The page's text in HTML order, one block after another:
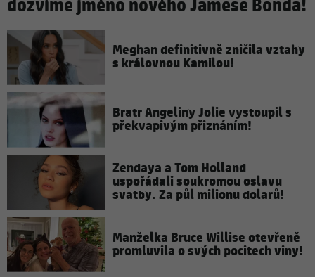
dozvíme jméno nového Jamese Bonda!
Meghan definitivně zničila vztahy
s královnou Kamilou!
Bratr Angeliny Jolie vystoupil s
překvapivým přiznáním!
Zendaya a Tom Holland
uspořádali soukromou oslavu
svatby. Za půl milionu dolarů!
Manželka Bruce Willise otevřeně
promluvila o svých pocitech viny!